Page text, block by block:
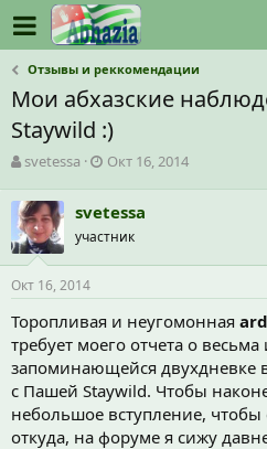
Отзывы и реккомендации
Мои абхазские
Staywild :)
А
т
о
р
т
е
м
ы
svetessa
Д
а
н
а
л
а
Окт 16, 2014
svetessa
участник
Окт 16, 2014
Торопливая и неугомонная
требует моего отчета о
запоминающейся двухдневке
с Пашей Staywild. Чтобы
небольшое вступление, чтобы
откуда, на форуме я сижу